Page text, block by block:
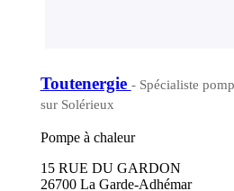
Toutenergie - Spécialiste
sur Solérieux
Pompe à chaleur
15 RUE DU GARDON
26700 La Garde-Adhémar